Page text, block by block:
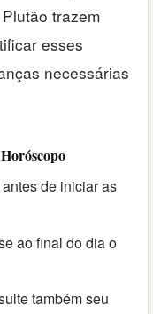
trazem
esses
necessárias
de iniciar as
ao final do dia o
também seu